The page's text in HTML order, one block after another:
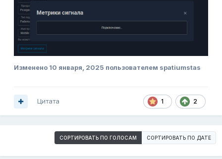
Изменено 10 января, 2025 пользователем spatiumstas
1 2
Цитата
СОРТИРОВАТЬ ПО ГОЛОСАМ СОРТИРОВАТЬ ПО ДАТЕ